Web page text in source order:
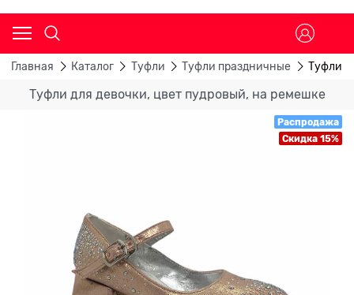
Главная Каталог Туфли Туфли праздничные Туфли
Туфли для девочки, цвет пудровый, на ремешке
Распродажа
Скидка 15%